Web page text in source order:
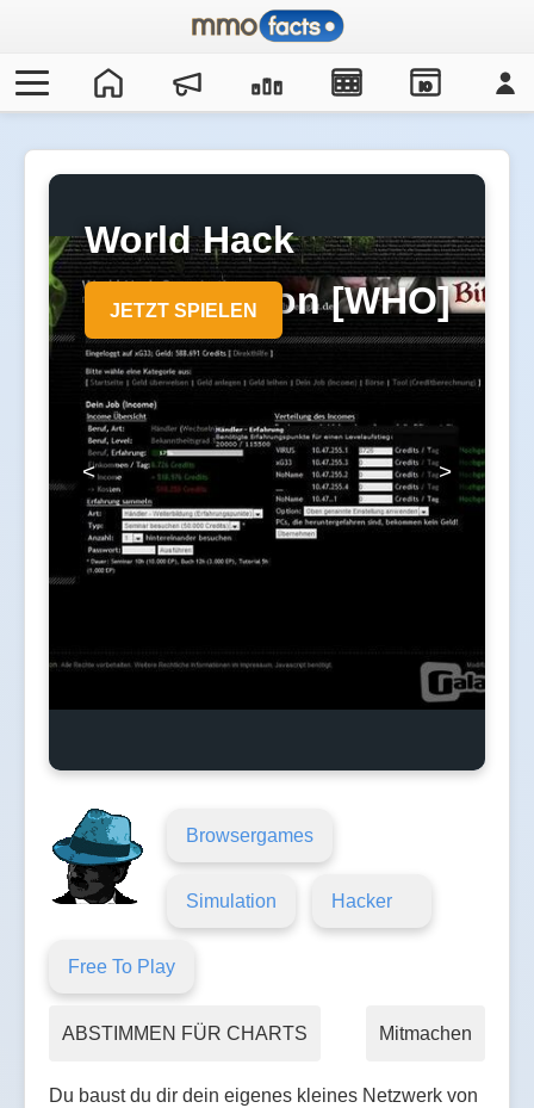
IO
World Hack
Organization [WHO]
JETZT SPIELEN
< >
Browsergames
Simulation Hacker
Free To Play
ABSTIMMEN FÜR CHARTS Mitmachen
Du baust du dir dein eigenes kleines Netzwerk von